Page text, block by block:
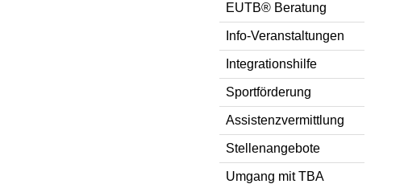
EUTB® Beratung
Info-Veranstaltungen
Integrationshilfe
Sportförderung
Assistenzvermittlung
Stellenangebote
Umgang mit TBA